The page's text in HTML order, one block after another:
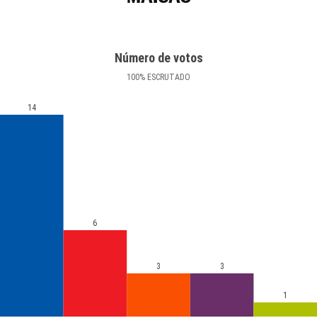
Número de votos
100% ESCRUTADO
14
6
3 3
1